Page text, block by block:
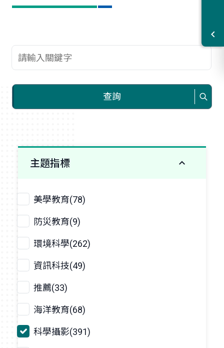
查詢關鍵字
查詢
主題指標
美學教育(78)
防災教育(9)
環境科學(262)
資訊科技(49)
推薦(33)
海洋教育(68)
科學攝影(391)